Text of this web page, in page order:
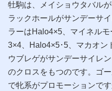
牡駒は、メイショウタバル
ラックホールがサンデーサ
ラーはHalo4×5、マイネル
3×4、Halo4×5･5、マカオン
ウブレゲがサンデーサイレ
のクロスをもつのです。ゴ
で牝系がプロモーションで